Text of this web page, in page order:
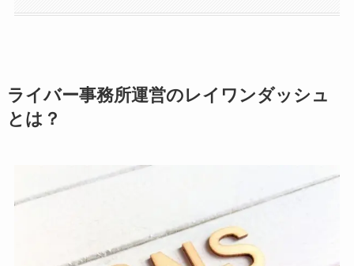
ライバー事務所運営のレイワンダッシュ
とは？